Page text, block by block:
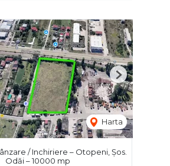
Harta
Next
/ Inchiriere – Otopeni, Șos.
Odăi – 10000 mp